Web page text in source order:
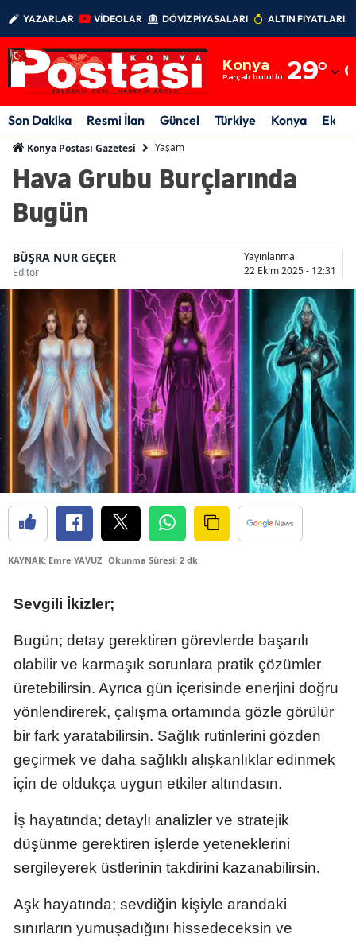
YAZARLAR VİDEOLAR DÖVİZ PİYASALARI ALTIN FİYATLARI
Konya
Parçalı bulutlu 29°
Adıyaman
Afyonkarahisar
Amasya
Antalya
Artvin
Aydın
Balıkesir
Bilecik
Bingöl
Bitlis
Bolu
Burdur
Bursa
Çorum
Denizli
Diyarbakır
Edirne
Elazığ
Erzurum
Eskişehir
Gaziantep
Giresun
Son Dakika Resmi İlan Güncel Türkiye Konya
Konya Postası Gazetesi Yaşam
Hava Grubu Burçlarında
Bugün
BÜŞRA NUR GEÇER
Editör
Yayınlanma
22 Ekim 2025 - 12:31
KAYNAK: Emre YAVUZ Okunma Süresi: 2 dk
Sevgili İkizler;
Bugün; detay gerektiren görevlerde başarılı
olabilir ve karmaşık sorunlara pratik çözümler
üretebilirsin. Ayrıca gün içerisinde enerjini doğru
yönlendirerek, çalışma ortamında gözle görülür
bir fark yaratabilirsin. Sağlık rutinlerini gözden
geçirmek ve daha sağlıklı alışkanlıklar edinmek
için de oldukça uygun etkiler altındasın.
İş hayatında; detaylı analizler ve stratejik
düşünme gerektiren işlerde yeteneklerini
sergileyerek üstlerinin takdirini kazanabilirsin.
Aşk hayatında; sevdiğin kişiyle arandaki
sınırların yumuşadığını hissedeceksin ve